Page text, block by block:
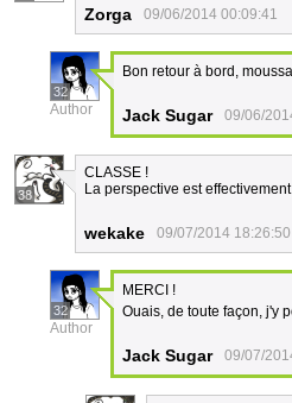
Zorga 09/06/2014 00:09:41
32
Author
Bon retour à bord,
Jack Sugar 09/06/
38
CLASSE !
La perspective est
wekake 09/07/2014 18:26:50
32
Author
MERCI !
Ouais, de toute façon, j'y
Jack Sugar 09/07/